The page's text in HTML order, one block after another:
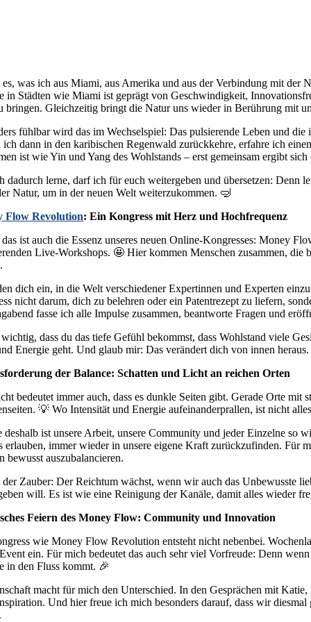
es, was ich aus Miami, aus Amerika und aus der Verbindung mit
in Städten wie Miami ist geprägt von Geschwindigkeit,
bringen. Gleichzeitig bringt die Natur uns wieder in Berührung mit
fühlbar wird das im Wechselspiel: Das pulsierende Leben und
ich dann in den karibischen Regenwald zurückkehre, erfahre ich
ist wie Yin und Yang des Wohlstands – erst gemeinsam ergibt
dadurch lerne, darf ich für euch weitergeben und übersetzen: Denn
Natur, um in der neuen Welt weiterzukommen. 🤿
Flow Revolution: Ein Kongress mit Herz und Hochfrequenz
ist auch die Essenz unseres neuen Online-Kongresses: Money
Live-Workshops. 🤩 Hier kommen Menschen zusammen,
dich ein, in die Welt verschiedener Expertinnen und Experten
nicht darum, dich zu belehren oder ein Patentrezept zu liefern,
fasse ich alle Impulse zusammen, beantworte Fragen und
dass du das tiefe Gefühl bekommst, dass Wohlstand viele
Energie geht. Und glaub mir: Das verändert dich von innen heraus.
der Balance: Schatten und Licht an reichen Orten
bedeutet immer auch, dass es dunkle Seiten gibt. Gerade Orte
💡 Wo Intensität und Energie aufeinanderprallen, ist nicht
deshalb ist unsere Arbeit, unsere Community und jeder Einzelne so
erlauben, immer wieder in unsere eigene Kraft zurückzufinden. Für
bewusst auszubalancieren.
der Zauber: Der Reichtum wächst, wenn wir auch das Unbewusste
will. Es ist wie eine Reinigung der Kanäle, damit alles wieder
Feiern des Money Flow: Community und Innovation
wie Money Flow Revolution entsteht nicht nebenbei.
ein. Für mich bedeutet das auch sehr viel Vorfreude: Denn
in den Fluss kommt. 🎉
macht für mich den Unterschied. In den Gesprächen mit
Und hier freue ich mich besonders darauf, dass wir